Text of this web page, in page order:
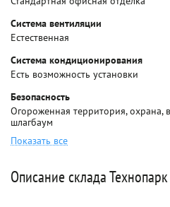
Система вентиляции
Естественная
Система кондиционирования
Есть возможность установки
Безопасность
Огороженная территория, охрана,
шлагбаум
Показать все
Описание склада